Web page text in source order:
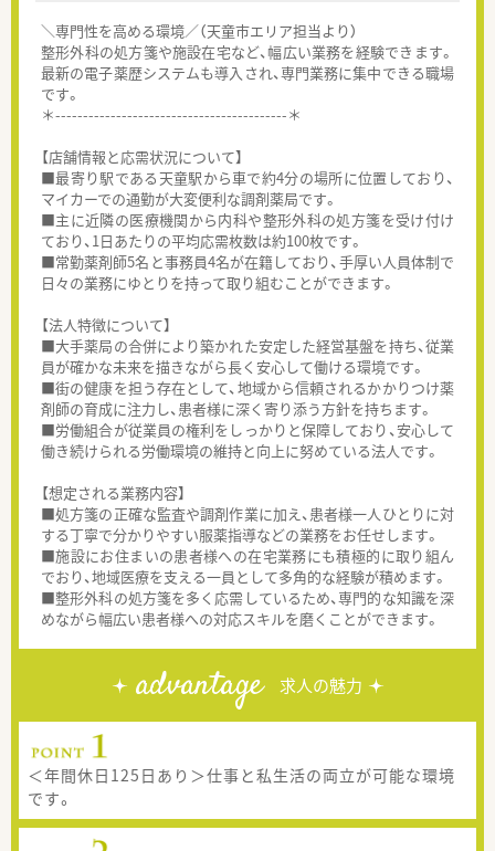
＼専門性を高める環境／（天童市エリア担当より）
整形外科の処方箋や施設在宅など、幅広い業務を経験できます。
最新の電子薬歴システムも導入され、専門業務に集中できる職場
です。
＊------------------------------------------＊
【店舗情報と応需状況について】
■最寄り駅である天童駅から車で約4分の場所に位置しており、
マイカーでの通勤が大変便利な調剤薬局です。
■主に近隣の医療機関から内科や整形外科の処方箋を受け付け
ており、1日あたりの平均応需枚数は約100枚です。
■常勤薬剤師5名と事務員4名が在籍しており、手厚い人員体制で
日々の業務にゆとりを持って取り組むことができます。
【法人特徴について】
■大手薬局の合併により築かれた安定した経営基盤を持ち、従業
員が確かな未来を描きながら長く安心して働ける環境です。
■街の健康を担う存在として、地域から信頼されるかかりつけ薬
剤師の育成に注力し、患者様に深く寄り添う方針を持ちます。
■労働組合が従業員の権利をしっかりと保障しており、安心して
働き続けられる労働環境の維持と向上に努めている法人です。
【想定される業務内容】
■処方箋の正確な監査や調剤作業に加え、患者様一人ひとりに対
する丁寧で分かりやすい服薬指導などの業務をお任せします。
■施設にお住まいの患者様への在宅業務にも積極的に取り組ん
でおり、地域医療を支える一員として多角的な経験が積めます。
■整形外科の処方箋を多く応需しているため、専門的な知識を深
めながら幅広い患者様への対応スキルを磨くことができます。
advantage 求人の魅力
＜年間休日125日あり＞仕事と私生活の両立が可能な環境
です。